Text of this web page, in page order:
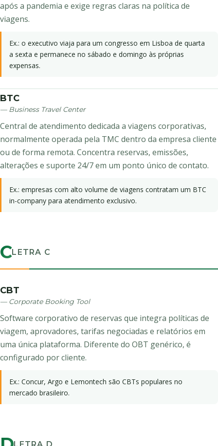
após a pandemia e exige regras claras na política de
viagens.
Ex.: o executivo viaja para um congresso em Lisboa de quarta
a sexta e permanece no sábado e domingo às próprias
expensas.
BTC
— Business Travel Center
Central de atendimento dedicada a viagens corporativas,
normalmente operada pela TMC dentro da empresa cliente
ou de forma remota. Concentra reservas, emissões,
alterações e suporte 24/7 em um ponto único de contato.
Ex.: empresas com alto volume de viagens contratam um BTC
in-company para atendimento exclusivo.
CLETRA C
CBT
— Corporate Booking Tool
Software corporativo de reservas que integra políticas de
viagem, aprovadores, tarifas negociadas e relatórios em
uma única plataforma. Diferente do OBT genérico, é
configurado por cliente.
Ex.: Concur, Argo e Lemontech são CBTs populares no
mercado brasileiro.
LETRA D